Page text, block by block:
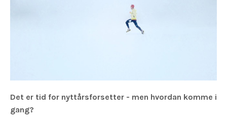
Det er tid for nyttårsforsetter - men hvordan komme i
gang?